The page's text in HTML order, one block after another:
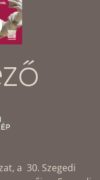
a 30. Szegedi